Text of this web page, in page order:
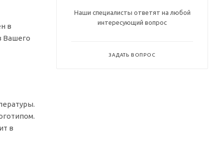
в
Вашего
в
Наши специалисты ответят на любой
интересующий вопрос
ЗАДАТЬ ВОПРОС